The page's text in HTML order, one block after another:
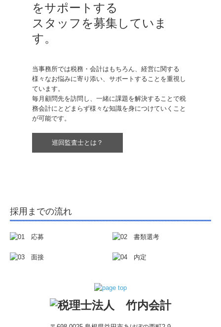
をサポートする
スタッフを募集していま
す。
当事務所では税務・会計はもちろん、経営に関する
様々なお悩みに寄り添い、サポートすることを重視し
ています。
毎月顧問先を訪問し、一緒に課題を解決することで税
務会計にとどまらず様々な知識を身につけていくこと
が可能です。
巡回監査士とは？
採用までの流れ